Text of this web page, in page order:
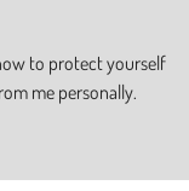
to protect yourself
me personally.